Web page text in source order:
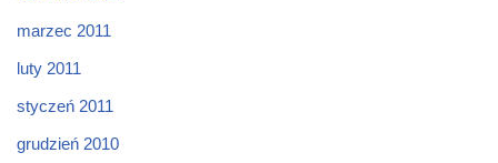
marzec 2011
luty 2011
styczeń 2011
grudzień 2010